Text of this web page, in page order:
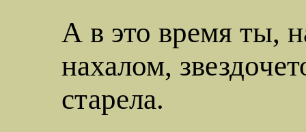
А в это время ты,
нахалом,
старела.